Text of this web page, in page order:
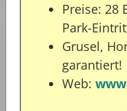
Preise: 28
Park-
Grusel,
garantiert!
Web: